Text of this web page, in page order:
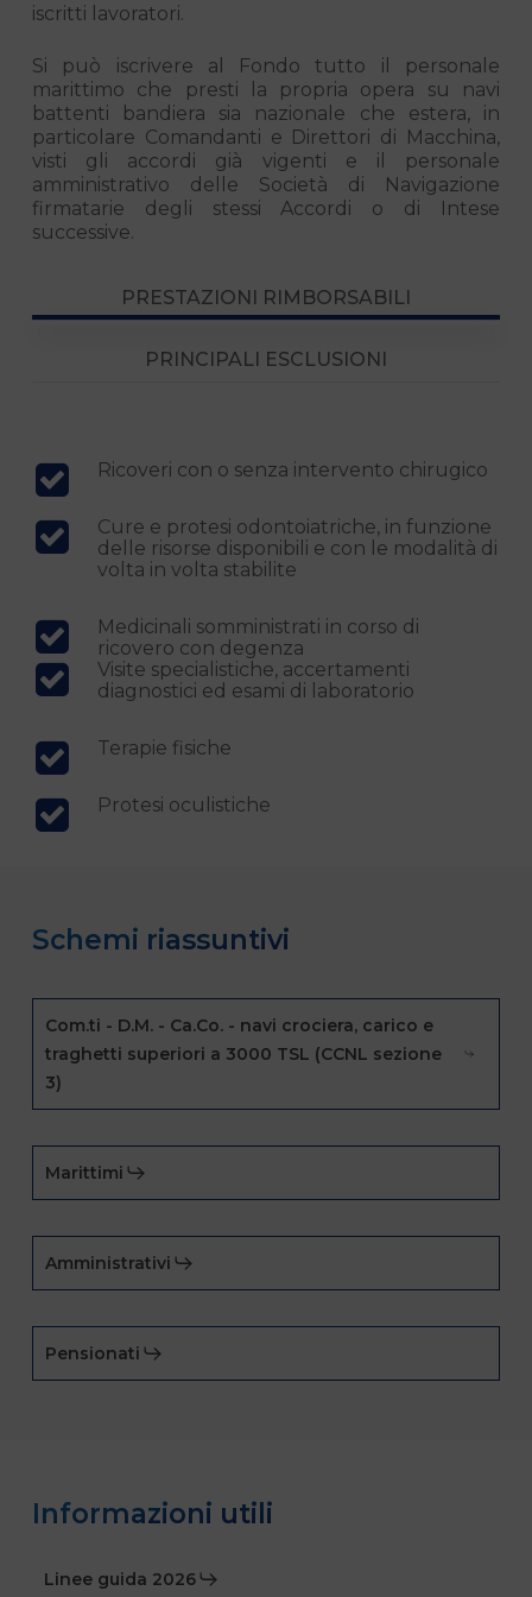
iscritti lavoratori.
Si può iscrivere al Fondo tutto il personale
marittimo che presti la propria opera su navi
battenti bandiera sia nazionale che estera, in
particolare Comandanti e Direttori di Macchina,
visti gli accordi già vigenti e il personale
amministrativo delle Società di Navigazione
firmatarie degli stessi Accordi o di Intese
successive.
PRESTAZIONI RIMBORSABILI
PRINCIPALI ESCLUSIONI
Ricoveri con o senza intervento chirugico
Cure e protesi odontoiatriche, in funzione
delle risorse disponibili e con le modalità di
volta in volta stabilite
Medicinali somministrati in corso di
ricovero con degenza
Visite specialistiche, accertamenti
diagnostici ed esami di laboratorio
Terapie fisiche
Protesi oculistiche
Schemi riassuntivi
Com.ti - D.M. - Ca.Co. - navi crociera, carico e
traghetti superiori a 3000 TSL (CCNL sezione
3)
Marittimi
Amministrativi
Pensionati
Informazioni utili
Linee guida 2026